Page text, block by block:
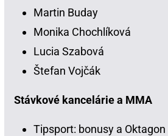
Martin Buday
Monika Chochlíková
Lucia Szabová
Štefan Vojčák
Stávkové kancelárie a MMA
Tipsport: bonusy a Oktagon